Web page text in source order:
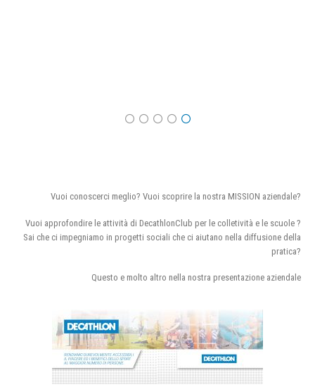
Vuoi conoscerci meglio? Vuoi scoprire la nostra MISSION aziendale?
Vuoi approfondire le attività di DecathlonClub per le colletività e le scuole ?
Sai che ci impegniamo in progetti sociali che ci aiutano nella diffusione della
pratica?
Questo e molto altro nella nostra presentazione aziendale